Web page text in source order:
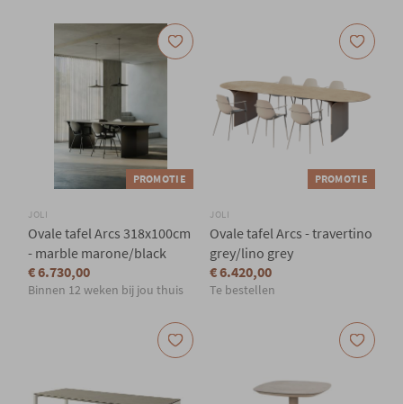
PROMOTIE
JOLI
Ovale tafel Arcs 318x100cm
- marble marone/black
€ 6.730,00
Binnen 12 weken bij jou thuis
PROMOTIE
JOLI
Ovale tafel Arcs - travertino
grey/lino grey
€ 6.420,00
Te bestellen